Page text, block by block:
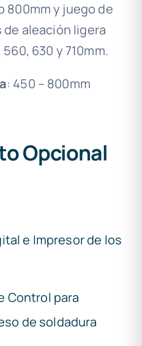
800mm y juego de
aleación ligera
630 y 710mm.
: 450 – 800mm
Opcional
e Impresor de los
Control para
de soldadura